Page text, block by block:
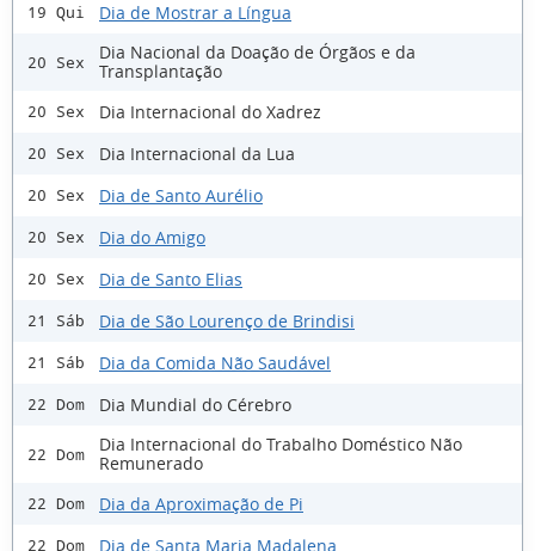
19 Qui Dia de Mostrar a Língua
20 Sex
Dia Nacional da Doação de Órgãos e da
Transplantação
20 Sex Dia Internacional do Xadrez
20 Sex Dia Internacional da Lua
20 Sex Dia de Santo Aurélio
20 Sex Dia do Amigo
20 Sex Dia de Santo Elias
21 Sáb Dia de São Lourenço de Brindisi
21 Sáb Dia da Comida Não Saudável
22 Dom Dia Mundial do Cérebro
22 Dom
Dia Internacional do Trabalho Doméstico Não
Remunerado
22 Dom Dia da Aproximação de Pi
22 Dom Dia de Santa Maria Madalena